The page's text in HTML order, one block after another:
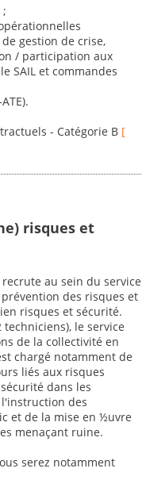
gestion de crise,
/ participation aux
SAIL et commandes
- Catégorie B [
risques et
au sein du service
des risques et
risques et sécurité.
le service
de la collectivité en
chargé notamment de
liés aux risques
dans les
des
et de la mise en ½uvre
menaçant ruine.
serez notamment